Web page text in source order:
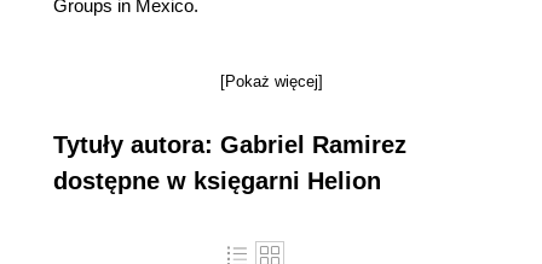
Groups in Mexico.
[Pokaż więcej]
Tytuły autora: Gabriel Ramirez
dostępne w księgarni Helion